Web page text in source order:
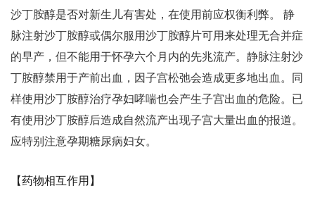
沙丁胺醇是否对新生儿有害处，在使用前应权衡利弊。 静
脉注射沙丁胺醇或偶尔服用沙丁胺醇片可用来处理无合并症
的早产，但不能用于怀孕六个月内的先兆流产。静脉注射沙
丁胺醇禁用于产前出血，因子宫松弛会造成更多地出血。同
样使用沙丁胺醇治疗孕妇哮喘也会产生子宫出血的危险。已
有使用沙丁胺醇后造成自然流产出现子宫大量出血的报道。
应特别注意孕期糖尿病妇女。
【药物相互作用】